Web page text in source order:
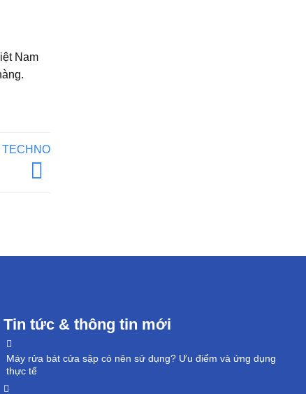
Nam
TECHNO
Tin tức & thông tin mới
Máy rửa bát cửa sập có nên sử dụng? Ưu điểm và ứng dụng
thực tế